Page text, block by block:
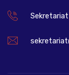
Sekretariat